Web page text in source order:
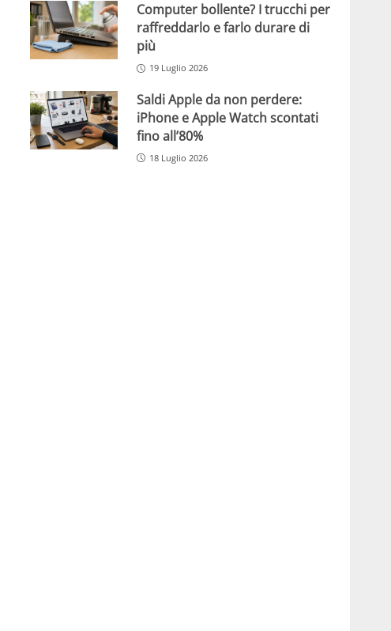
Computer bollente? I trucchi per
raffreddarlo e farlo durare di
più
19 Luglio 2026
Saldi Apple da non perdere:
iPhone e Apple Watch scontati
fino all’80%
18 Luglio 2026